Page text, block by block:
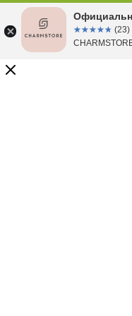
☆☆☆☆☆
★★★★★ (23)